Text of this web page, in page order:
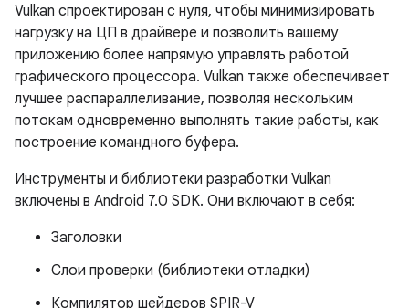
Vulkan спроектирован с нуля, чтобы минимизировать
нагрузку на ЦП в драйвере и позволить вашему
приложению более напрямую управлять работой
графического процессора. Vulkan также обеспечивает
лучшее распараллеливание, позволяя нескольким
потокам одновременно выполнять такие работы, как
построение командного буфера.
Инструменты и библиотеки разработки Vulkan
включены в Android 7.0 SDK. Они включают в себя:
Заголовки
Слои проверки (библиотеки отладки)
Компилятор шейдеров SPIR-V